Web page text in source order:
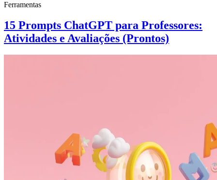
Ferramentas
15 Prompts ChatGPT para Professores:
Atividades e Avaliações (Prontos)